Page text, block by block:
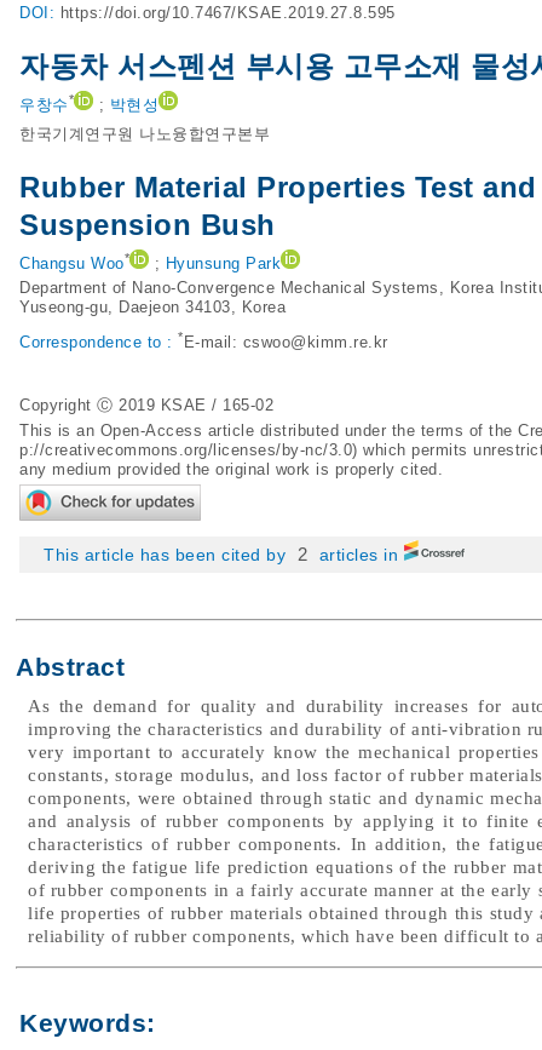
DOI: https://doi.org/10.7467/KSAE.2019.27.8.595
자동차 서스펜션 부시용 고무소재 물성
우창수* ; 박현성
한국기계연구원 나노융합연구본부
Rubber Material Properties Test
Suspension Bush
Changsu Woo* ; Hyunsung Park
Department of Nano-Convergence Mechanical Systems, Korea
Yuseong-gu, Daejeon 34103, Korea
Correspondence to : * E-mail: cswoo@kimm.re.kr
Copyright Ⓒ 2019 KSAE / 165-02
This is an Open-Access article distributed under the terms of the
p://creativecommons.org/licenses/by-nc/3.0) which permits
any medium provided the original work is properly cited.
This article has been cited by 2 articles in
Abstract
As the demand for quality and durability increases for
improving the characteristics and durability of anti-vibration
very important to accurately know the mechanical
constants, storage modulus, and loss factor of rubber
components, were obtained through static and dynamic
and analysis of rubber components by applying it to finite
characteristics of rubber components. In addition, the
deriving the fatigue life prediction equations of the rubber
of rubber components in a fairly accurate manner at the
life properties of rubber materials obtained through this
reliability of rubber components, which have been difficult to
Keywords: